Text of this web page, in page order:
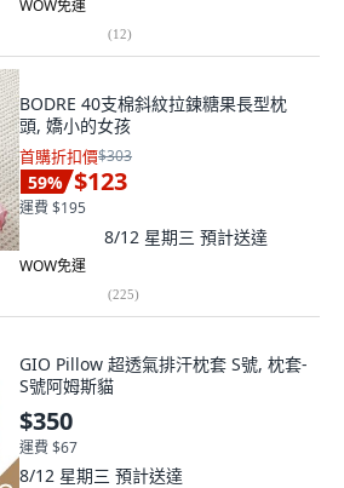
WOW免運
(12)
BODRE 40支棉斜紋拉鍊糖果長型枕
頭, 嬌小的女孩
首購折扣價$303
59% $123
運費 $195
8/12 星期三 預計送達
WOW免運
(225)
GIO Pillow 超透氣排汗枕套 S號, 枕套-
S號阿姆斯貓
$350
運費 $67
8/12 星期三 預計送達